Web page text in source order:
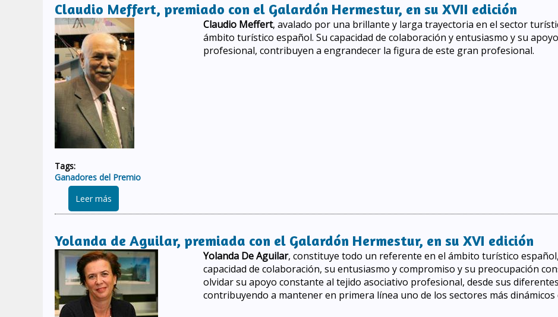
Claudio Meffert, premiado con el Galardón Hermestur, en su XVII edición
Claudio Meffert, avalado por una brillante y larga trayectoria en el sector
ámbito turístico español. Su capacidad de colaboración y entusiasmo y su
profesional, contribuyen a engrandecer la figura de este gran profesional.
Tags:
Ganadores del Premio
Leer más
Yolanda de Aguilar, premiada con el Galardón Hermestur, en su XVI edición
Yolanda De Aguilar, constituye todo un referente en el ámbito turístico
capacidad de colaboración, su entusiasmo y compromiso y su preocupación
olvidar su apoyo constante al tejido asociativo profesional, desde sus
contribuyendo a mantener en primera línea uno de los sectores más